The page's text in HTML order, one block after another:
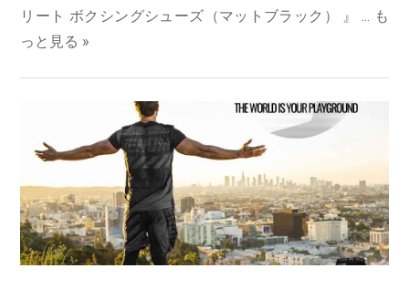
リート ボクシングシューズ（マットブラック） 』 ... も
っと見る »